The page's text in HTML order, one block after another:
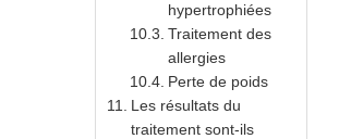
hypertrophiées
Traitement des
allergies
Perte de poids
Les résultats du
traitement sont-ils